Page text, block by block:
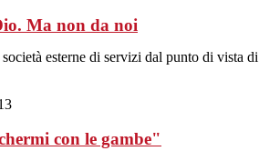
Ma non da noi
esterne di servizi dal punto di vista
con le gambe"